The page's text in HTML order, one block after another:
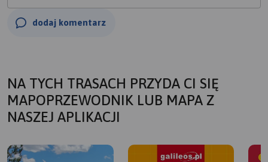
dodaj komentarz
NA TYCH TRASACH PRZYDA CI SIĘ
MAPOPRZEWODNIK LUB MAPA Z
NASZEJ APLIKACJI